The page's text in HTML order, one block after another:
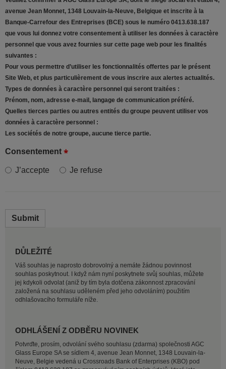
avenue Jean Monnet, 1348 Louvain-la-Neuve, Belgique et inscrite à la
Banque-Carrefour des Entreprises (BCE) sous le numéro 0413.638.187
que vous lui donnez votre consentement à utiliser les données à caractère
personnel que vous avez fournies sur cette page web pour les finalités
suivantes :
Pour vous permettre d’utiliser les fonctionnalités offertes par le présent
Site Web, et plus particulièrement de vous inscrire aux alertes actualités.
Types de données à caractère personnel qui seront traitées :
Prénom, nom, adresse e-mail, langage de communication préféré.
Quelles tierces parties ou autres entités du groupe peuvent utiliser vos
données à caractère personnel :
Les sociétés de notre groupe, aucune tierce partie.
Consentement
J’accepte Je refuse
Submit
DŮLEŽITÉ
Váš souhlas je naprosto dobrovolný a nemáte žádnou povinnost
souhlas poskytnout. I když nám nyní poskytnete svůj souhlas, můžete
jej kdykoli odvolat (aniž by tím byla dotčena zákonnost zpracování
založená na souhlasu uděleném před jeho odvoláním) použitím
odhlašovacího formuláře níže.
ODHLÁŠENÍ Z ODBĚRU NOVINEK
Potvrďte, prosím, odvolání svého souhlasu (zdarma) společnosti AGC
Glass Europe SA se sídlem 4, avenue Jean Monnet, 1348 Louvain-la-
Neuve, Belgie vedená u Crossroads Bank of Enterprises (KBO) pod